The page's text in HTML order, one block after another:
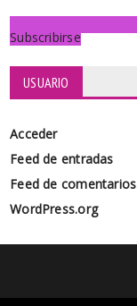
Subscribirse
USUARIO
Acceder
Feed de entradas
Feed de comentarios
WordPress.org